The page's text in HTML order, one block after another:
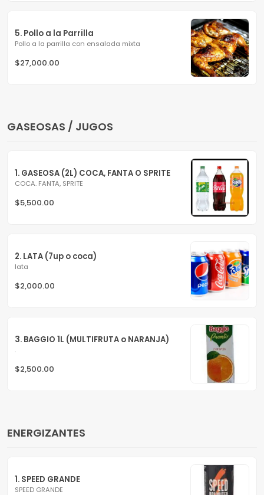
5. Pollo a la Parrilla
Pollo a la parrilla con ensalada mixta
$27,000.00
GASEOSAS / JUGOS
1. GASEOSA (2L) COCA, FANTA O SPRITE
COCA. FANTA, SPRITE
$5,500.00
2. LATA (7up o coca)
lata
$2,000.00
3. BAGGIO 1L (MULTIFRUTA o NARANJA)
.
$2,500.00
ENERGIZANTES
1. SPEED GRANDE
SPEED GRANDE